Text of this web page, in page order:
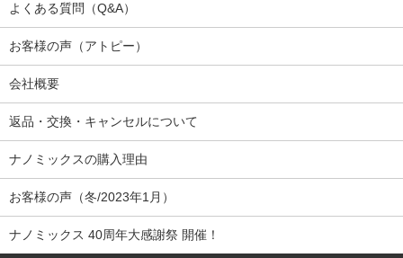
よくある質問（Q&A）
お客様の声（アトピー）
会社概要
返品・交換・キャンセルについて
ナノミックスの購入理由
お客様の声（冬/2023年1月）
ナノミックス 40周年大感謝祭 開催！